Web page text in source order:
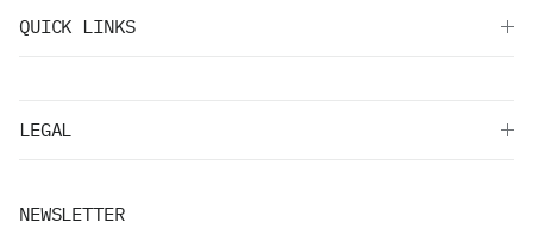
QUICK LINKS
LEGAL
NEWSLETTER